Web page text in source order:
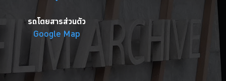
รถโดยสารส่วนตัว
Google Map